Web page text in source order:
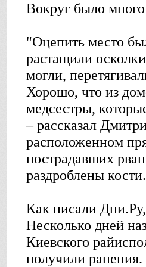
Вокруг было
"Оцепить место
растащили
могли,
Хорошо, что из
медсестры,
– рассказал
расположенном
пострадавших
раздроблены кости.
Как писали Дни.Ру,
Несколько дней
Киевского
получили